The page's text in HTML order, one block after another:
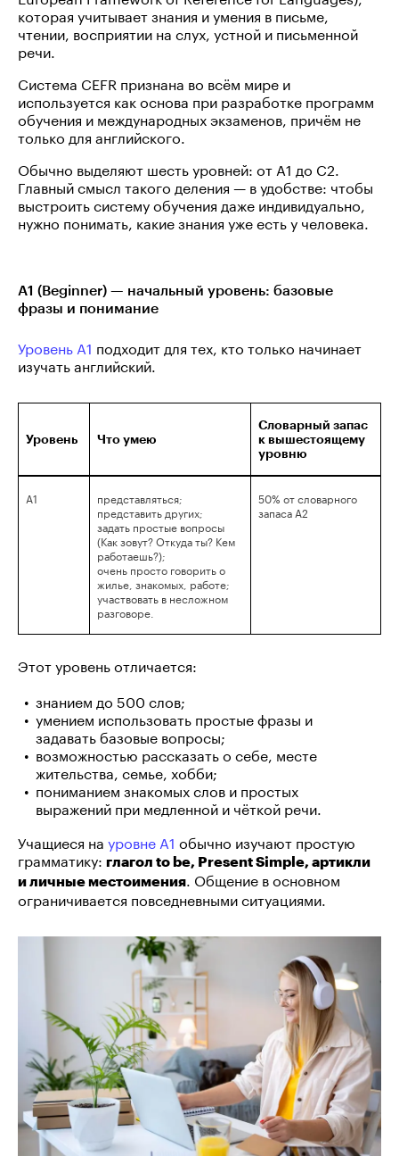
которая учитывает знания и умения в письме,
чтении, восприятии на слух, устной и письменной
речи.
Система CEFR признана во всём мире и
используется как основа при разработке программ
обучения и международных экзаменов, причём не
только для английского.
Обычно выделяют шесть уровней: от A1 до C2.
Главный смысл такого деления — в удобстве: чтобы
выстроить систему обучения даже индивидуально,
нужно понимать, какие знания уже есть у человека.
A1 (Beginner) — начальный уровень: базовые
фразы и понимание
Уровень A1 подходит для тех, кто только начинает
изучать английский.
Уровень Что умею
Словарный запас
к вышестоящему
уровню
A1
представляться;
представить других;
задать простые вопросы
(Как зовут? Откуда ты? Кем
работаешь?);
очень просто говорить о
жилье, знакомых, работе;
участвовать в несложном
разговоре.
50% от словарного
запаса A2
Этот уровень отличается:
знанием до 500 слов;
умением использовать простые фразы и
задавать базовые вопросы;
возможностью рассказать о себе, месте
жительства, семье, хобби;
пониманием знакомых слов и простых
выражений при медленной и чёткой речи.
Учащиеся на уровне A1 обычно изучают простую
грамматику: глагол to be, Present Simple, артикли
и личные местоимения. Общение в основном
ограничивается повседневными ситуациями.